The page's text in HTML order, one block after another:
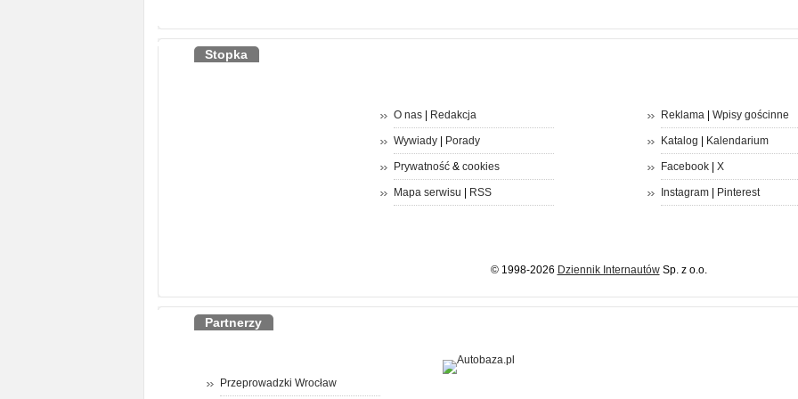
Stopka
O nas| Redakcja
Wywiady| Porady
Prywatność& cookies
Mapa serwisu RSS
Reklama| Wpisy gościnne
Katalog Kalendarium
Facebook| X
Instagram| Pinterest
© 1998-2026 Dziennik InternautówSp. z o.o.
Partnerzy
Przeprowadzki Wrocław